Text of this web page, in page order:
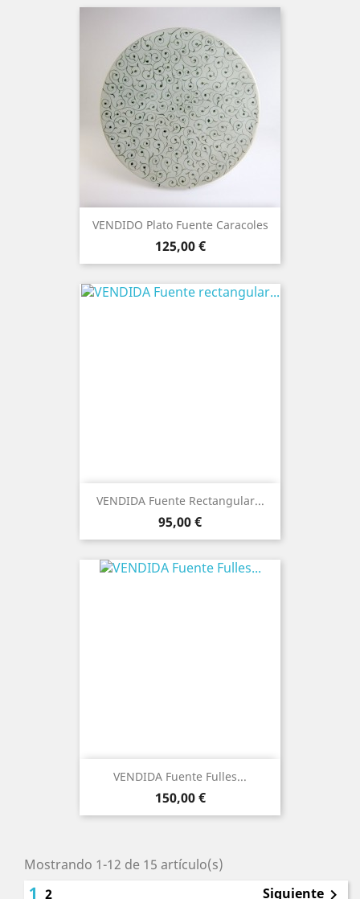
VENDIDO Plato Fuente Caracoles
Precio
125,00 €
VENDIDA Fuente Rectangular...
Precio
95,00 €
VENDIDA Fuente Fulles...
Precio
150,00 €
Mostrando 1-12 de 15 artículo(s)
1 2 Siguiente 